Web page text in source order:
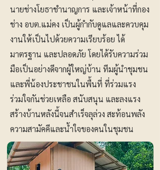
นายช่างโยธาชำนาญการ และเจ้าหน้าที่กอง
ช่าง อบต.แม่คง เป็นผู้กำกับดูแลและควบคุม
งานให้เป็นไปด้วยความเรียบร้อย ได้
มาตรฐาน และปลอดภัย โดยได้รับความร่วม
มือเป็นอย่างดีจากผู้ใหญ่บ้าน ทีมผู้นำชุมชน
และพี่น้องประชาชนในพื้นที่ ที่ร่วมแรง
ร่วมใจกันช่วยเหลือ สนับสนุน และลงแรง
สร้างบ้านหลังนี้จนสำเร็จลุล่วง สะท้อนพลัง
ความสามัคคีและน้ำใจของคนในชุมชน